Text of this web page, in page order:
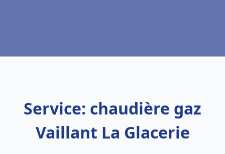
Service: chaudière gaz
Vaillant La Glacerie